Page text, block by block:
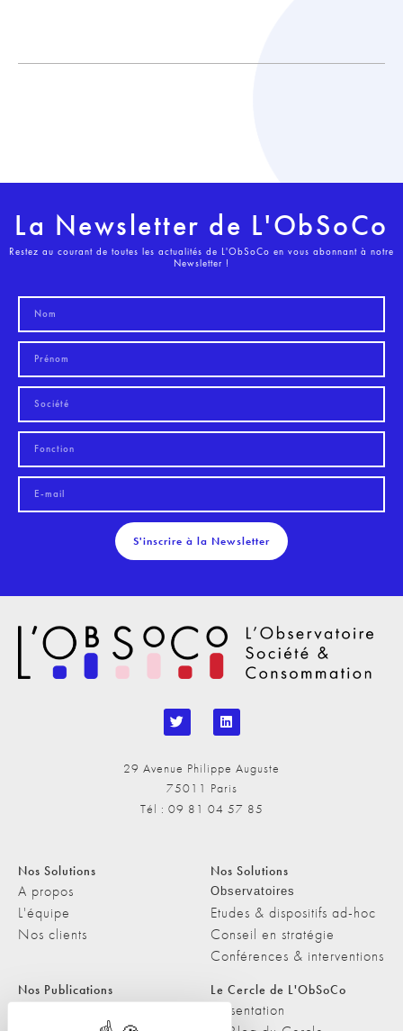
La Newsletter de L'ObSoCo
Restez au courant de toutes les actualités de L'ObSoCo en vous abonnant à notre
Newsletter !
S'inscrire à la Newsletter
29 Avenue Philippe Auguste
75011 Paris
Tél : 09 81 04 57 85
Nos Solutions
A propos
L'équipe
Nos clients
Nos Solutions
Observatoires
Etudes & dispositifs ad-hoc
Conseil en stratégie
Conférences & interventions
Nos Publications Le Cercle de L'ObSoCo
Présentation